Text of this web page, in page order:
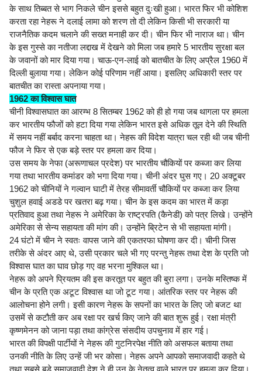
के साथ तिब्बत से भाग निकले चीन इससे बहुत दुःखी हुआ। भारत फिर भी कोशिश
करता रहा नेहरू ने दलाई लामा को शरण तो दी लेकिन किसी भी सरकारी या
राजनैतिक कदम चलाने की सख्त मनाही कर दी। चीन फिर भी नाराज था। चीन
के इस गुस्से का नतीजा लद्दाख में देखने को मिला जब हमारे 5 भारतीय सुरक्षा बल
के जवानों को मार दिया गया। चाऊ-एन-लाई को बातचीत के लिए अप्रैल 1960 में
दिल्ली बुलाया गया। लेकिन कोई परिणाम नहीं आया। इसलिए अधिकारी स्तर पर
बातचीत का रास्ता अपनाया गया।
1962 का विश्वास घात
चीनी विश्वासघात का आरम्भ 8 सितम्बर 1962 को ही हो गया जब थागला पर हमला
कर भारतीय फौजों को हटा दिया गया लेकिन भारत इसे अधिक तूल देने की स्थिति
में समय नहीं बर्बाद करना चाहता था। नेहरू की विदेश यात्रा चल रही थी जब चीनी
फौज ने फिर से एक बड़े स्तर पर हमला कर दिया।
उस समय के नेफा (अरूणाचल प्रदेश) पर भारतीय चौकियों पर कब्जा कर लिया
गया तथा भारतीय कमांडर को भगा दिया गया। चीनी अंदर घुस गए। 20 अक्टूबर
1962 को चीनियों ने गल्वान घाटी में तेरह सीमावर्ती चौकियों पर कब्जा कर लिया
चुशुल हवाई अडडे पर खतरा बढ़ गया। चीन के इस कदम का भारत में कड़ा
प्रतिवाद हुआ तथा नेहरू ने अमेरिका के राष्ट्रपति (कैनेडी) को पत्र लिखे। उन्होंने
अमेरिका से सेन्य सहायता की मांग की। उन्होंने ब्रिटेन से भी सहायता मांगी।
24 घंटो में चीन ने स्वतः वापस जाने की एकतरफा घोषणा कर दी। चीनी जिस
तरीके से अंदर आए थे, उसी प्रकार चले भी गए परन्तु नेहरू तथा देश के प्रति जो
विश्वास घात का घाव छोड़ गए वह भरना मुश्किल था।
नेहरू को अपने प्रियतम की इस करतूत पर बहुत की बुरा लगा। उनके मस्तिष्क में
चीन के प्रति एक अटूट विश्वास था जो टूट गया। आंतरिक स्तर पर नेहरू की
आलोचना होने लगी। इसी कारण नेहरू के सपनों का भारत के लिए जो बजट था
उसमें से कटौती कर अब रक्षा पर खर्च किए जाने की बात शुरू हुई। रक्षा मंत्री
कृष्णमेनन को जाना पड़ा तथा कांग्रेस संसदीय उपचुनाव में हार गई।
भारत की विपक्षी पार्टीयों ने नेहरू की गुटनिरपेक्ष नीति को असफल बताया तथा
उनकी नीति के लिए उन्हें जी भर कोसा। नेहरू अपने आपको समाजवादी कहते थे
तथा सबसे बड़े समाजवादी देश ने ही उन के नेतृत्व वाले भारत पर हमला कर दिया।